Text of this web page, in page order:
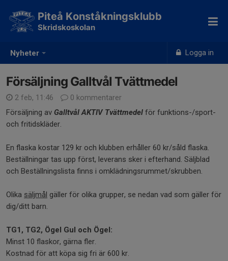
Nyheter Logga in
Piteå Konståkningsklubb
Skridskoskolan
Försäljning Galltvål Tvättmedel
2 feb, 11:46
0 kommentarer
Försäljning av Galltvål AKTIV Tvättmedel för funktions-/sport-
och fritidskläder.
En flaska kostar 129 kr och klubben erhåller 60 kr/såld flaska.
Beställningar tas upp först, leverans sker i efterhand. Säljblad
och Beställningslista finns i omklädningsrummet/skrubben.
Olika säljmål gäller för olika grupper, se nedan vad som gäller för
dig/ditt barn.
TG1, TG2, Ögel Gul och Ögel:
Minst 10 flaskor, gärna fler.
Kostnad för att köpa sig fri är 600 kr.